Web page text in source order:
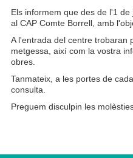
Els informem que des de l'1
al CAP Comte Borrell, amb
A l'entrada del centre trobaran
metgessa, així com la vostra
obres.
Tanmateix, a les portes de
consulta.
Preguem disculpin les